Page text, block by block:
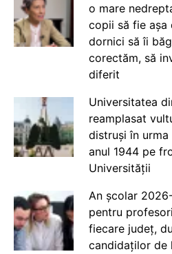
o mare
copii să fie așa
dornici să îi
corectăm, să
diferit
Universitatea
reamplasat
distruși în
anul 1944 pe
Universității
An școlar
pentru
fiecare județ,
candidaților de